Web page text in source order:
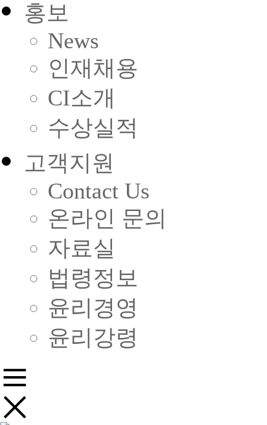
홍보
News
인재채용
CI소개
수상실적
고객지원
Contact Us
온라인 문의
자료실
법령정보
윤리경영
윤리강령